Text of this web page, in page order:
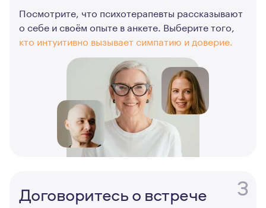
Посмотрите, что психотерапевты рассказывают
о себе и своём опыте в анкете. Выберите того,
кто интуитивно вызывает симпатию и доверие.
3
Договоритесь о встрече